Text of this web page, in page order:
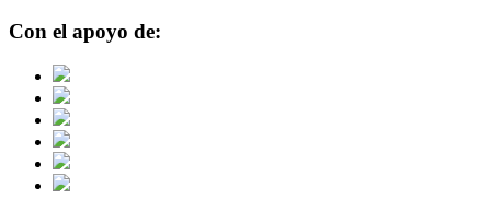
Con el apoyo de: